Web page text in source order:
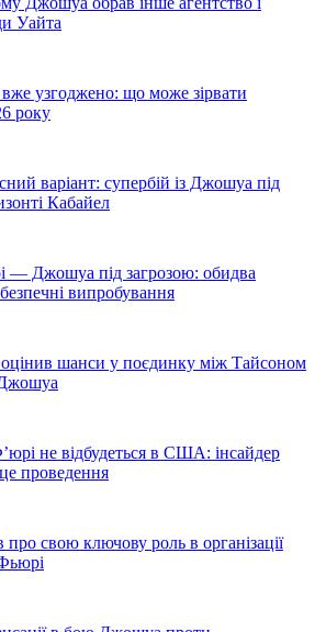
Уайта
узгоджено: що може зірвати
року
варіант: супербій із Джошуа під
Кабайел
— Джошуа під загрозою: обидва
випробування
шанси у поєдинку між Тайсоном
не відбудеться в США: інсайдер
проведення
свою ключову роль в організації